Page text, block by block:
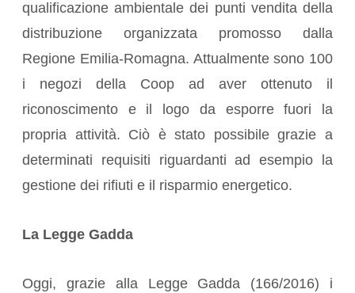
qualificazione ambientale dei punti vendita della
distribuzione organizzata promosso dalla
Regione Emilia-Romagna. Attualmente sono 100
i negozi della Coop ad aver ottenuto il
riconoscimento e il logo da esporre fuori la
propria attività. Ciò è stato possibile grazie a
determinati requisiti riguardanti ad esempio la
gestione dei rifiuti e il risparmio energetico.
La Legge Gadda
Oggi, grazie alla Legge Gadda (166/2016) i